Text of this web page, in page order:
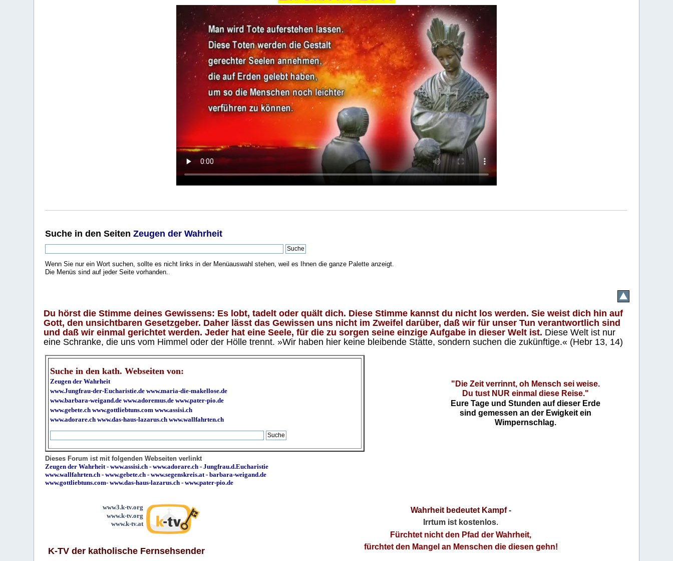
Suche in den SeitenZeugen der Wahrheit
Wenn Sie nur ein Wort suchen, sollte es nicht links in der Menüauswahl stehen, weil es Ihnen die ganze Palette anzeigt.
Die Menüs sind auf jeder Seite vorhanden.
Du hörst die Stimme deines Gewissens: Es lobt, tadelt oder quält dich. Diese Stimme kannst du nicht los werden. Sie weist dich hin auf
Gott, den unsichtbaren Gesetzgeber. Daher lässt das Gewissen uns nicht im Zweifel darüber, daß wir für unser Tun verantwortlich sind
und daß wir einmal gerichtet werden. Jeder hat eine Seele, für die zu sorgen seine einzige Aufgabe in dieser Welt ist. Diese Welt ist nur
eine Schranke, die uns vom Himmel oder der Hölle trennt. »Wir haben hier keine bleibende Stätte, sondern suchen die zukünftige.« (Hebr 13, 14)
Suche in den kath. Webseiten von:
Zeugen der Wahrheit
www.Jungfrau-der-Eucharistie.de www.maria-die-makellose.de
www.barbara-weigand.de www.adoremus.de www.pater-pio.de
www.gebete.ch www.gottliebtuns.com www.assisi.ch
www.adorare.ch www.das-haus-lazarus.ch www.wallfahrten.ch
"Die Zeit verrinnt, oh Mensch sei weise.
Du tust NUR einmal diese Reise."
Eure Tage und Stunden auf dieser Erde
sind gemessen an der Ewigkeit ein
Wimpernschlag.
Dieses Forum ist mit folgenden Webseiten verlinkt
Zeugen der Wahrheit -www.assisi.ch -www.adorare.ch -Jungfrau.d.Eucharistie
www.wallfahrten.ch -www.gebete.ch -www.segenskreis.at -barbara-weigand.de
www.gottliebtuns.com-www.das-haus-lazarus.ch - www.pater-pio.de
www3.k-tv.org
www.k-tv.org
www.k-tv.at
K-TV der katholische Fernsehsender
Wahrheit bedeutet Kampf-
Irrtum ist kostenlos.
Fürchtet nicht den Pfad der Wahrheit,
fürchtet den Mangel an Menschen die diesen gehn!